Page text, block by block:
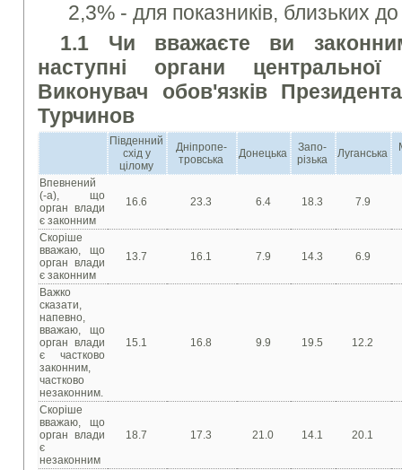
2,3% - для показників, близьких
1.1 Чи вважаєте ви
наступні органи
Виконувач обов'язків
Турчинов
Південний
схід у
цілому
Дніпропе-
тровська
Донецька
Запо-
різька
Луганська
Впевнений
(-а), що
орган влади
є законним
16.6 23.3 6.4 18.3 7.9
Скоріше
вважаю, що
орган влади
є законним
13.7 16.1 7.9 14.3 6.9
Важко
сказати,
напевно,
вважаю, що
орган влади
є частково
законним,
частково
незаконним.
15.1 16.8 9.9 19.5 12.2
Скоріше
вважаю, що
орган влади
є
незаконним
18.7 17.3 21.0 14.1 20.1